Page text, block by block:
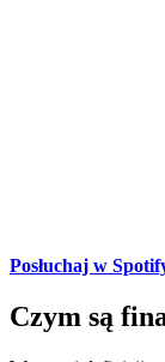
Posłuchaj w
Czym są